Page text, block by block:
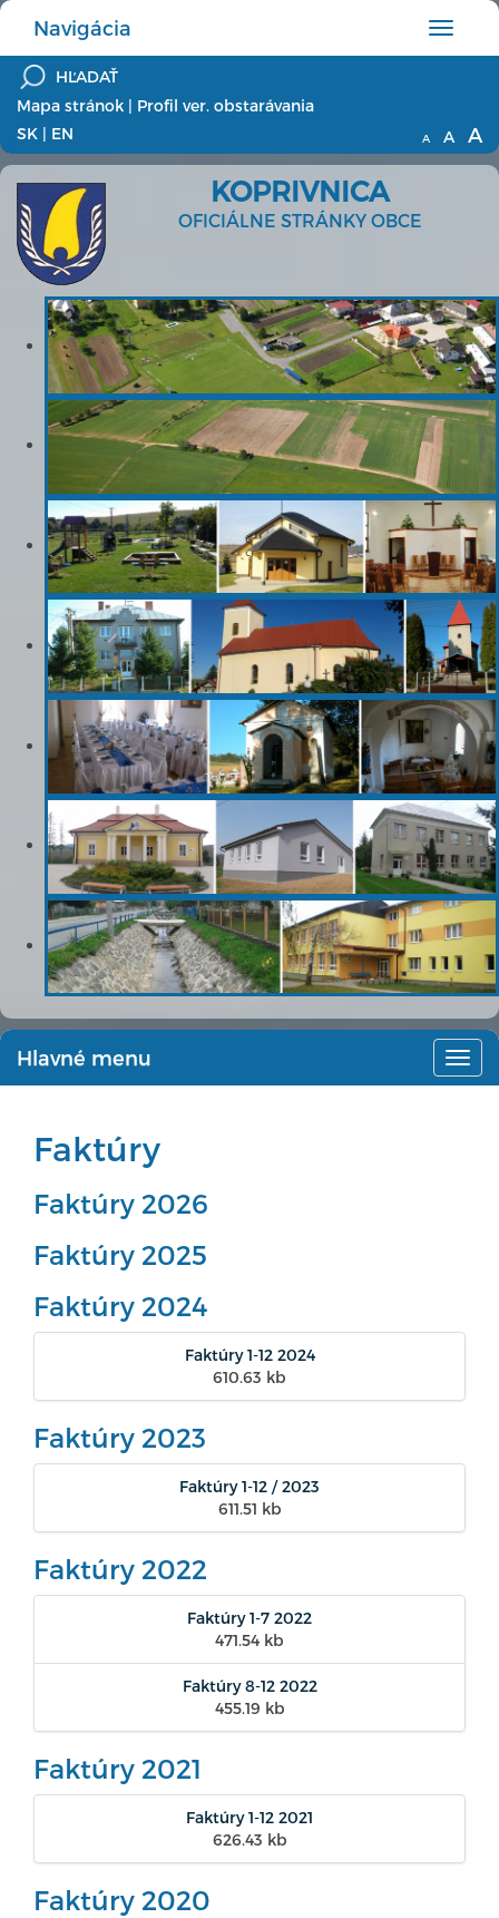
Hlavné
menu
Navigácia
Mapa stránok | Profil ver. obstarávania
SK | EN A A A
KOPRIVNICA
OFICIÁLNE STRÁNKY OBCE
Hlavné menu
Faktúry
Faktúry 2026
Faktúry 2025
Faktúry 2024
Faktúry 1-12 2024
610.63 kb
Faktúry 2023
Faktúry 1-12 / 2023
611.51 kb
Faktúry 2022
Faktúry 1-7 2022
471.54 kb
Faktúry 8-12 2022
455.19 kb
Faktúry 2021
Faktúry 1-12 2021
626.43 kb
Faktúry 2020